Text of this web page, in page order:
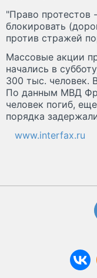
"Право протестов
блокировать
против стражей
Массовые акции
начались в
300 тыс. человек.
По данным МВД
человек погиб,
порядка
www.interfax.ru